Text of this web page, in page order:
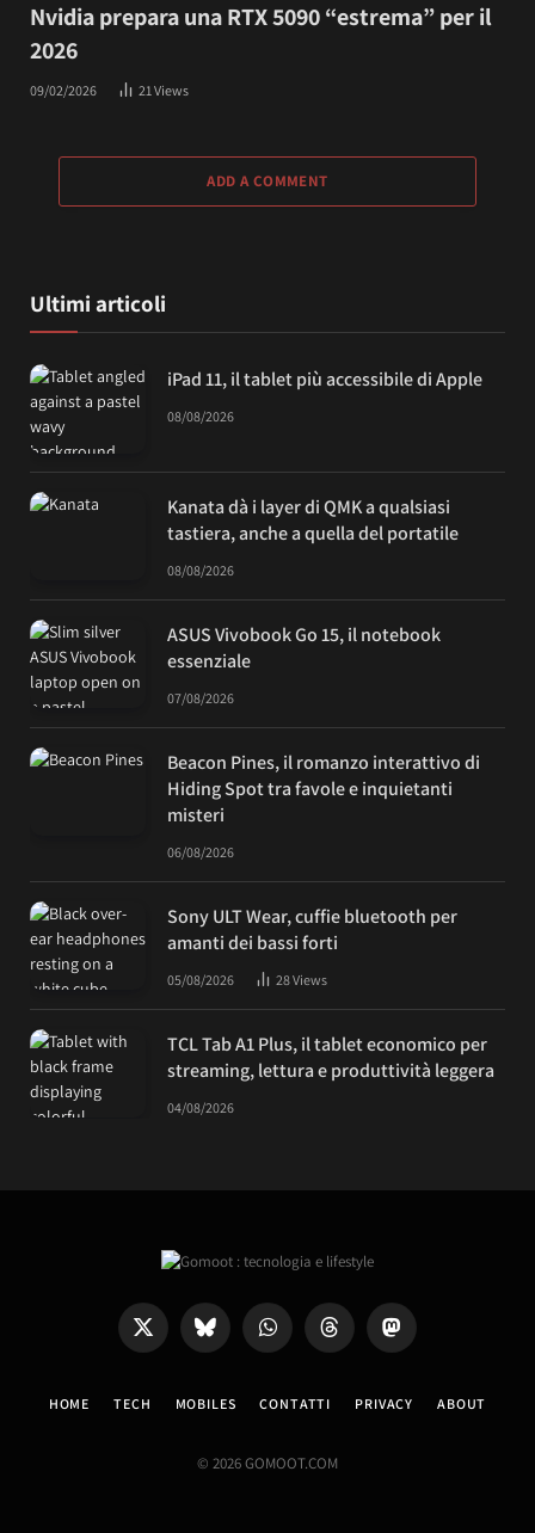
Nvidia prepara una RTX 5090 “estrema” per il
2026
09/02/2026 21Views
ADD A COMMENT
Ultimi articoli
iPad 11, il tablet più accessibile di Apple
08/08/2026
Kanata dà i layer di QMK a qualsiasi
tastiera, anche a quella del portatile
08/08/2026
ASUS Vivobook Go 15, il notebook
essenziale
07/08/2026
Beacon Pines, il romanzo interattivo di
Hiding Spot tra favole e inquietanti
misteri
06/08/2026
Sony ULT Wear, cuffie bluetooth per
amanti dei bassi forti
05/08/2026 28Views
TCL Tab A1 Plus, il tablet economico per
streaming, lettura e produttività leggera
04/08/2026
X
(Twitter)
Bluesky WhatsAppThreads Mastodon
HOME TECH MOBILES CONTATTI PRIVACY ABOUT
© 2026 GOMOOT.COM